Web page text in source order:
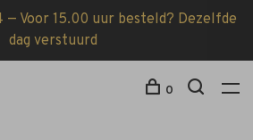
— Voor 15.00 uur besteld? Dezelfde
dag verstuurd
0